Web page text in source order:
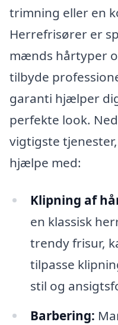
trimning eller en
Herrefrisører er
mænds hårtyper
tilbyde
garanti hjælper
perfekte look.
vigtigste
hjælpe med:
Klipning af
en klassisk
trendy frisur,
tilpasse
stil og
Barbering: